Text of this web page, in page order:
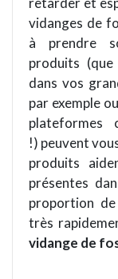
vidanges de
à prendre
produits
dans vos
par exemple
!) peuvent
produits
présentes
proportion
très
vidange de